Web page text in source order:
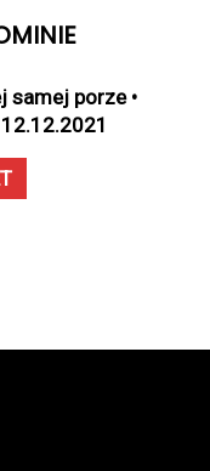
samej porze •
12.12.2021